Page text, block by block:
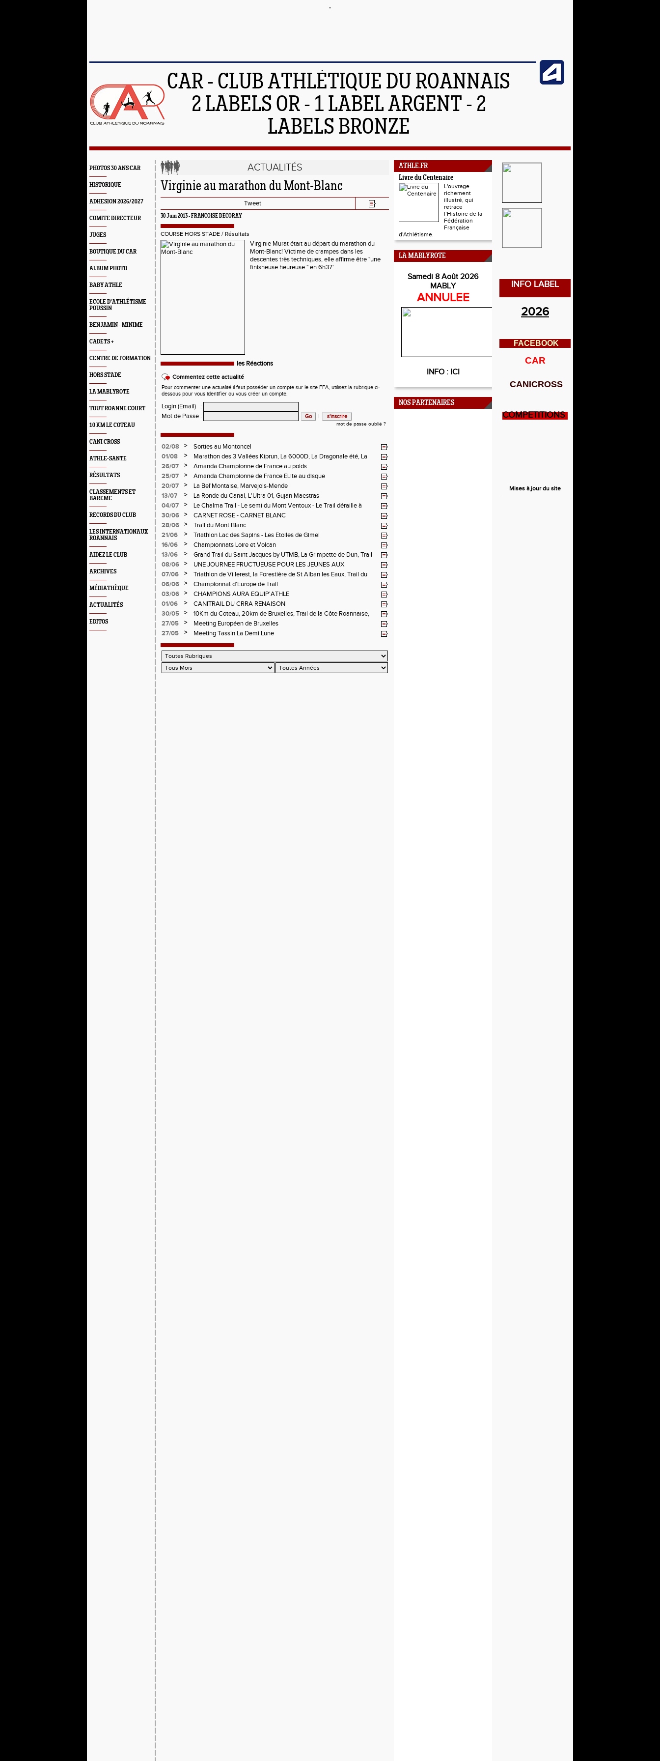
CAR - CLUB ATHLÉTIQUE DU ROANNAIS
2 LABELS OR - 1 LABEL ARGENT - 2
LABELS BRONZE
PHOTOS 30 ANS CAR
HISTORIQUE
ADHESION 2026/2027
COMITE DIRECTEUR
JUGES
BOUTIQUE DU CAR
ALBUM PHOTO
BABY ATHLE
ECOLE D'ATHLÉTISME
POUSSIN
BENJAMIN - MINIME
CADETS +
CENTRE DE FORMATION
HORS STADE
LA MABLYROTE
TOUT ROANNE COURT
10 KM LE COTEAU
CANI CROSS
ATHLE-SANTE
RÉSULTATS
CLASSEMENTS ET
BAREME
RECORDS DU CLUB
LES INTERNATIONAUX
ROANNAIS
AIDEZ LE CLUB
ARCHIVES
MÉDIATHÈQUE
ACTUALITÉS
EDITOS
ACTUALITÉS
Virginie au marathon du Mont-Blanc
Tweet
30 Juin 2013 - FRANCOISE DECORAY
COURSE HORS STADE / Résultats
Virginie Murat était au départ du marathon du
Mont-Blanc! Victime de crampes dans les
descentes très techniques, elle affirme être "une
finisheuse heureuse " en 6h37'.
les Réactions
Commentez cette actualité
Pour commenter une actualité il faut posséder un compte sur le site FFA, utilisez la rubrique ci-
dessous pour vous identifier ou vous créer un compte.
Login (Email)
:
Mot de Passe : |
mot de passe oublié ?
02/08 >
Sorties au Montoncel
01/08
>
Marathon des 3 Vallées Kiprun, La 6000D, La Dragonale été, La
Verticale d'Orcières, St Augustin
26/07 >
Amanda Championne de France au poids
25/07
>
Amanda Championne de France ELite au disque
20/07
>
La Bel'Montaise, Marvejols-Mende
13/07
>
La Ronde du Canal, L'Ultra 01, Gujan Maestras
04/07
>
Le Chalma Trail - Le semi du Mont Ventoux - Le Trail déraille à
Cublize - Les Passerelles de Monteynard - Triathlon de Vichy - Trail
Pralognon La Vanoise
30/06 >
CARNET ROSE - CARNET BLANC
28/06
>
Trail du Mont Blanc
21/06
>
Triathlon Lac des Sapins - Les Etoiles de Gimel
16/06
>
Championnats Loire et Volcan
13/06
>
Grand Trail du Saint Jacques by UTMB, La Grimpette de Dun, Trail
d'Andrézieux-Bouthéon
08/06 >
UNE JOURNEE FRUCTUEUSE POUR LES JEUNES AUX
CHAMPIONNATS DE LA LOIRE A ANDREZIEUX
07/06 >
Triathlon de Villerest, la Forestière de St Alban les Eaux, Trail du
Circuit de la Sure, Tour du Pays Roannais FSGT
06/06 >
Championnat d'Europe de Trail
03/06
>
CHAMPIONS AURA EQUIP'ATHLE
01/06
>
CANITRAIL DU CRRA RENAISON
30/05
>
10Km du Coteau, 20km de Bruxelles, Trail de la Côte Roannaise,
Pilatrail
27/05 >
Meeting Européen de Bruxelles
27/05
> Meeting Tassin La Demi Lune
ATHLE.FR
Livre du Centenaire
L'ouvrage
richement
illustré, qui
retrace
l’Histoire de la
Fédération
Française
d'Athlétisme.
LA MABLYROTE
Samedi 8 Août 2026
MABLY
ANNULEE
INFO : ICI
NOS PARTENAIRES
INFO LABEL
2026
FACEBOOK
CAR
CANICROSS
COMPETITIONS
Mises à jour du site